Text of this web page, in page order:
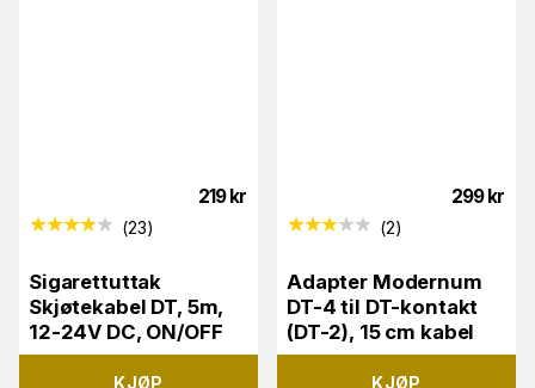
219 kr
(23)
Sigarettuttak
Skjøtekabel DT, 5m,
12-24V DC, ON/OFF
KJØP
299 kr
(2)
Adapter Modernum
DT-4 til DT-kontakt
(DT-2), 15 cm kabel
KJØP